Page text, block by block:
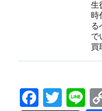
生
時
る
で
買